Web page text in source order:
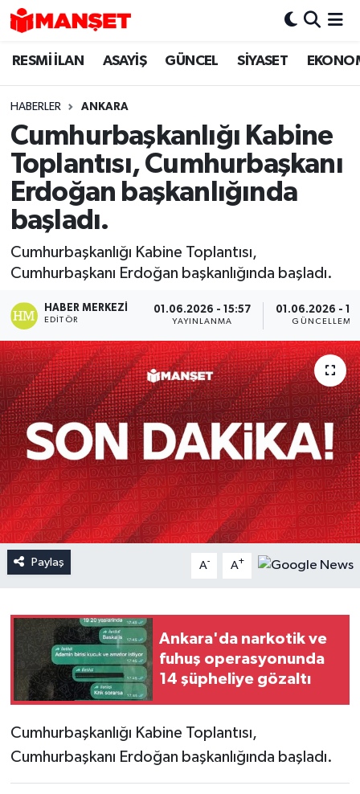
RESMİ İLAN ASAYİŞ GÜNCEL SİYASET
HABERLER ANKARA
Cumhurbaşkanlığı Kabine
Toplantısı, Cumhurbaşkanı
Erdoğan başkanlığında
başladı.
Cumhurbaşkanlığı Kabine Toplantısı,
Cumhurbaşkanı Erdoğan başkanlığında başladı.
HABER MERKEZI
EDITÖR
01.06.2026 - 15:57
YAYINLANMA
01.06.2026 -
GÜNCELLEME
Paylaş A- A+
Ankara'da narkotik ve
fuhuş operasyonunda
14 şüpheliye gözaltı
Cumhurbaşkanlığı Kabine Toplantısı,
Cumhurbaşkanı Erdoğan başkanlığında başladı.
Hava Durumu
Trafik Durumu
Süper Lig Puan Durumu ve Fikstür
Tüm Manşetler
Son Dakika Haberleri
Haber Arşivi